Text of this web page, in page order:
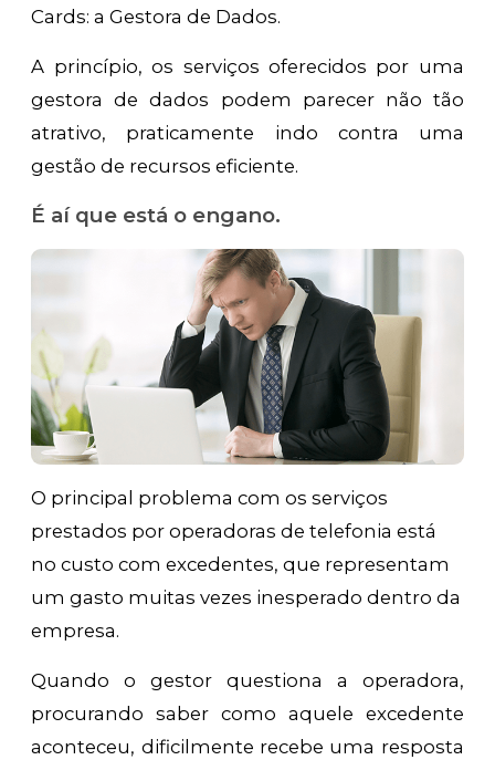
Cards: a Gestora de Dados.
A princípio, os serviços oferecidos por uma
gestora de dados podem parecer não tão
atrativo, praticamente indo contra uma
gestão de recursos eficiente.
É aí que está o engano.
O principal problema com os serviços
prestados por operadoras de telefonia está
no custo com excedentes, que representam
um gasto muitas vezes inesperado dentro da
empresa.
Quando o gestor questiona a operadora,
procurando saber como aquele excedente
aconteceu, dificilmente recebe uma resposta